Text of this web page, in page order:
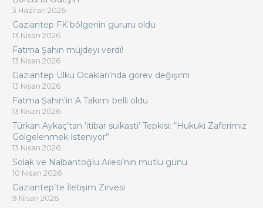
3 Haziran 2026
Gaziantep FK bölgenin gururu oldu
13 Nisan 2026
Fatma Şahin müjdeyi verdi!
13 Nisan 2026
Gaziantep Ülkü Ocakları’nda görev değişimi
13 Nisan 2026
Fatma Şahin’in A Takımı belli oldu
13 Nisan 2026
Türkan Aykaç’tan ‘itibar suikasti’ Tepkisi: “Hukuki Zaferimiz
Gölgelenmek İsteniyor”
13 Nisan 2026
Solak ve Nalbantoğlu Ailesi’nin mutlu günü
10 Nisan 2026
Gaziantep’te İletişim Zirvesi
9 Nisan 2026